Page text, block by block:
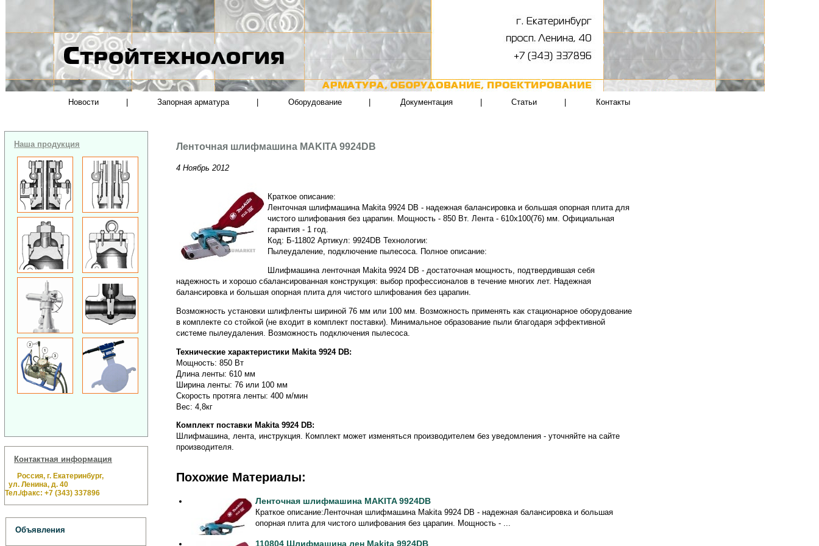
Новости Запорная арматура Оборудование Документация Статьи Контакты
Наша продукция
Контактная информация
Россия, г. Екатеринбург,
ул. Ленина, д. 40
Тел./факс: +7 (343) 337896
Объявления
Ленточная шлифмашина MAKITA 9924DB
4 Ноябрь 2012
Краткое описание:
Ленточная шлифмашина Makita 9924 DB - надежная балансировка и большая опорная плита для
чистого шлифования без царапин. Мощность - 850 Вт. Лента - 610х100(76) мм. Официальная
гарантия - 1 год.
Код: Б-11802 Артикул: 9924DB Технологии:
Пылеудаление, подключение пылесоса. Полное описание:
Шлифмашина ленточная Makita 9924 DB - достаточная мощность, подтвердившая себя
надежность и хорошо сбалансированная конструкция: выбор профессионалов в течение многих лет. Надежная
балансировка и большая опорная плита для чистого шлифования без царапин.
Возможность установки шлифленты шириной 76 мм или 100 мм. Возможность применять как стационарное оборудование
в комплекте со стойкой (не входит в комплект поставки). Минимальное образование пыли благодаря эффективной
системе пылеудаления. Возможность подключения пылесоса.
Технические характеристики Makita 9924 DB:
Мощность: 850 Вт
Длина ленты: 610 мм
Ширина ленты: 76 или 100 мм
Скорость протяга ленты: 400 м/мин
Вес: 4,8кг
Комплект поставки Makita 9924 DB:
Шлифмашина, лента, инструкция. Комплект может изменяться производителем без уведомления - уточняйте на сайте
производителя.
Похожие Материалы:
Ленточная шлифмашина MAKITA 9924DB
Краткое описание:Ленточная шлифмашина Makita 9924 DB - надежная балансировка и большая
опорная плита для чистого шлифования без царапин. Мощность - ...
110804 Шлифмашина лен Makita 9924DB